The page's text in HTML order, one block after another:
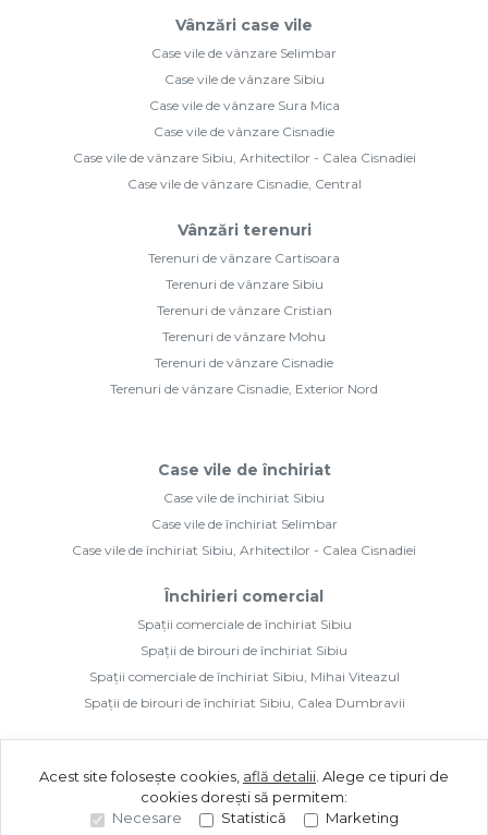
Terenuri de vânzare Cartisoara
Case vile de închiriat
Case vile de închiriat Sibiu
Case vile de închiriat Selimbar
Case vile de închiriat Sibiu, Arhitectilor - Calea Cisnadiei
Închirieri comercial
Spații comerciale de închiriat Sibiu
Spații de birouri de închiriat Sibiu, Calea Dumbravii
Mbm Ideal Imobiliare Sibiu S.R.L.
Site creat în
Acest site folosește cookies, află detalii Alege ce tipuri de
cookies dorești să permitem:
Necesare
Statistică Marketing